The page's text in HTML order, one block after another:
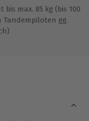
max. 85 kg (bis 100
gg.